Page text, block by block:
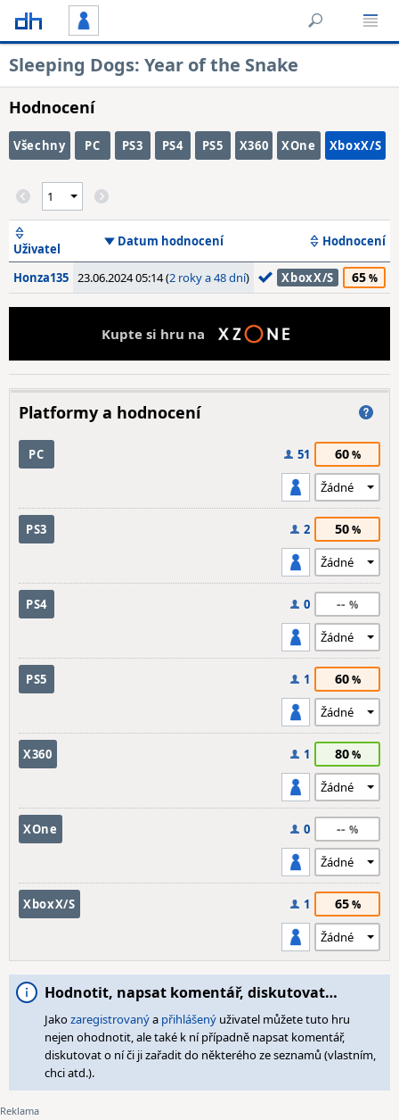
Sleeping Dogs: Year of the Snake
Hodnocení
Všechny PC PS3 PS4 PS5 X360 XOne XboxX/S
Uživatel Datum hodnocení Hodnocení
Honza135 23.06.2024 05:14 (2 roky a 48 dní) XboxX/S 65
Kupte si hru na
Platformy a hodnocení
PC 51 60
PS3 2 50
PS4 0 --
PS5 1 60
X360 1 80
XOne 0 --
XboxX/S 1 65
Hodnotit, napsat komentář, diskutovat…
Jakozaregistrovanýa přihlášený uživatel můžete tuto hru
nejen ohodnotit, ale také k ní případně napsat komentář,
diskutovat o ní či ji zařadit do některého ze seznamů (vlastním,
chci atd.).